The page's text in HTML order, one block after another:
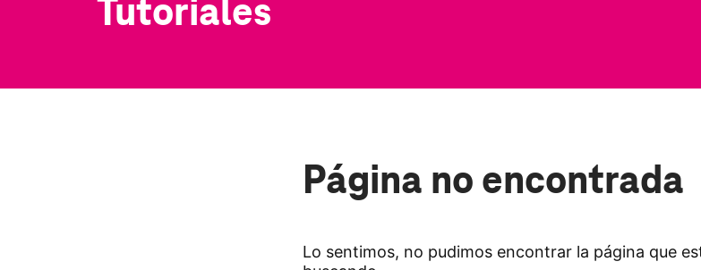
Tutoriales